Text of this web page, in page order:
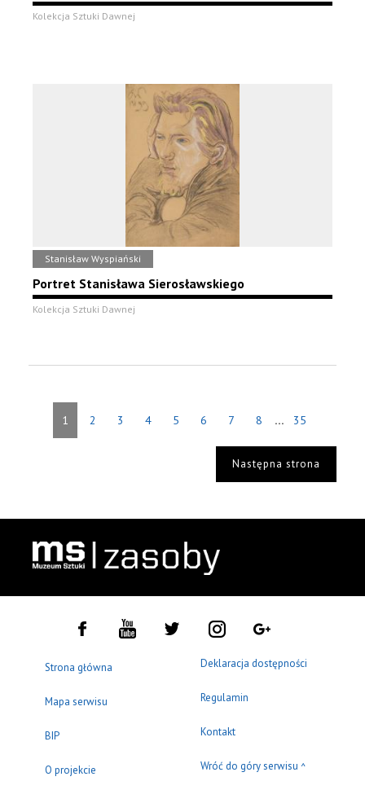
Kolekcja Sztuki Dawnej
Stanisław Wyspiański
Portret Stanisława Sierosławskiego
Kolekcja Sztuki Dawnej
1 2 3 4 5 6 7 8 ... 35
Następna strona
Strona główna
Mapa serwisu
BIP
O projekcie
Deklaracja dostępności
Regulamin
Kontakt
Wróć do góry serwisu ^